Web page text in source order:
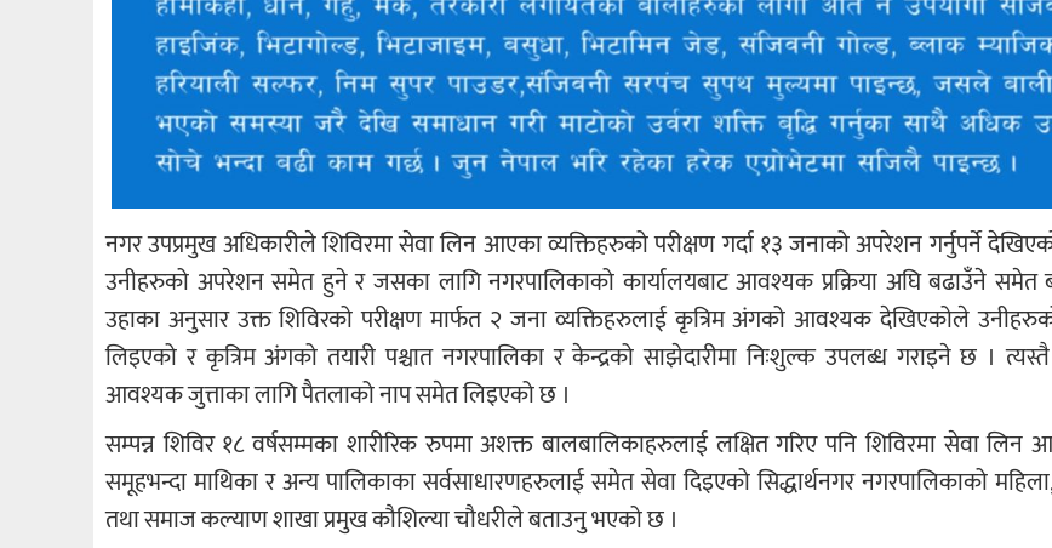
नगर उपप्रमुख अधिकारीले शिविरमा सेवा लिन आएका व्यक्तिहरुको परीक्षण गर्दा १३ जनाको अपरेशन गर्नुपर्ने
उनीहरुको अपरेशन समेत हुने र जसका लागि नगरपालिकाको कार्यालयबाट आवश्यक प्रक्रिया अघि बढाउँने समेत
उहाका अनुसार उक्त शिविरको परीक्षण मार्फत २ जना व्यक्तिहरुलाई कृत्रिम अंगको आवश्यक देखिएकोले
लिइएको र कृत्रिम अंगको तयारी पश्चात नगरपालिका र केन्द्रको साझेदारीमा निःशुल्क उपलब्ध गराइने छ ।
आवश्यक जुत्ताका लागि पैतलाको नाप समेत लिइएको छ ।
सम्पन्न शिविर १८ वर्षसम्मका शारीरिक रुपमा अशक्त बालबालिकाहरुलाई लक्षित गरिए पनि शिविरमा सेवा लिन
समूहभन्दा माथिका र अन्य पालिकाका सर्वसाधारणहरुलाई समेत सेवा दिइएको सिद्धार्थनगर नगरपालिकाको
तथा समाज कल्याण शाखा प्रमुख कौशिल्या चौधरीले बताउनु भएको छ ।